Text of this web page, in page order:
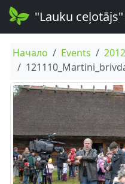
"Lauku
Начало Events
2012